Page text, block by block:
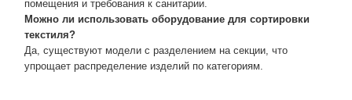
помещения и требования к санитарии.
Можно ли использовать оборудование для сортировки
текстиля?
Да, существуют модели с разделением на секции, что
упрощает распределение изделий по категориям.